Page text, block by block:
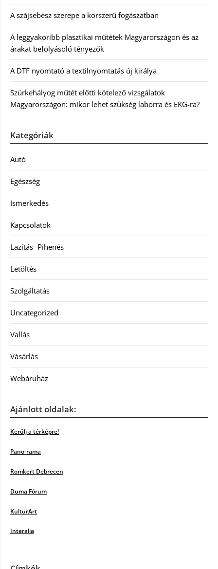
A szájsebész szerepe a korszerű fogászatban
A leggyakoribb plasztikai műtétek Magyarországon és az
árakat befolyásoló tényezők
A DTF nyomtató a textilnyomtatás új királya
Szürkehályog műtét előtti kötelező vizsgálatok
Magyarországon: mikor lehet szükség laborra és EKG-ra?
Kategóriák
Autó
Egészség
Ismerkedés
Kapcsolatok
Lazítás -Pihenés
Letöltés
Szolgáltatás
Uncategorized
Vallás
Vásárlás
Webáruház
Ajánlott oldalak:
Kerülj a térképre!
Pano-rama
Romkert Debrecen
Duma Fórum
KulturArt
Interalia